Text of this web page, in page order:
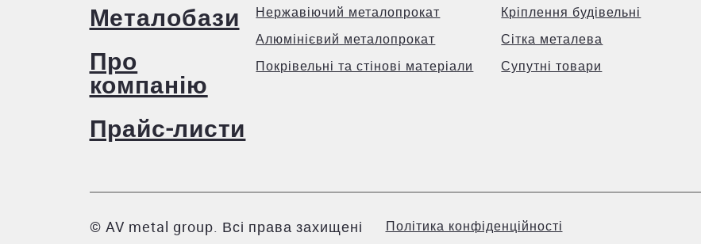
Металобази
Про
компанію
Прайс-листи
Нержавіючий металопрокат
Алюмінієвий металопрокат
Покрівельні та стінові матеріали
Кріплення будівельні
Сітка металева
Супутні товари
© AV metal group. Всі права захищені Політика конфіденційності